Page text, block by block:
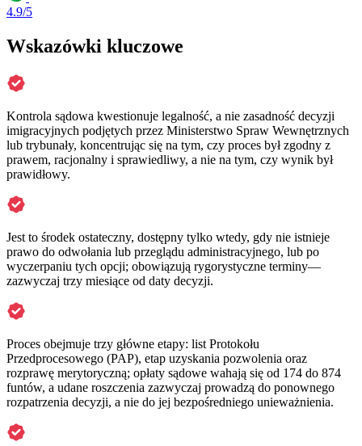
4.9/5
Wskazówki kluczowe
Kontrola sądowa kwestionuje legalność, a nie zasadność decyzji
imigracyjnych podjętych przez Ministerstwo Spraw Wewnętrznych
lub trybunały, koncentrując się na tym, czy proces był zgodny z
prawem, racjonalny i sprawiedliwy, a nie na tym, czy wynik był
prawidłowy.
Jest to środek ostateczny, dostępny tylko wtedy, gdy nie istnieje
prawo do odwołania lub przeglądu administracyjnego, lub po
wyczerpaniu tych opcji; obowiązują rygorystyczne terminy—
zazwyczaj trzy miesiące od daty decyzji.
Proces obejmuje trzy główne etapy: list Protokołu
Przedprocesowego (PAP), etap uzyskania pozwolenia oraz
rozprawę merytoryczną; opłaty sądowe wahają się od 174 do 874
funtów, a udane roszczenia zazwyczaj prowadzą do ponownego
rozpatrzenia decyzji, a nie do jej bezpośredniego unieważnienia.